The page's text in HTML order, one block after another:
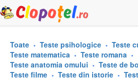
Toate Teste psihologice
Teste
Teste matematica
Teste romana
Teste anatomia omului
Teste de
Teste filme
Teste din istorie